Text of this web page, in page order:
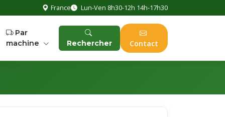
France Lun-Ven 8h30-12h 14h-17h30
Par
machine
Rechercher Contact